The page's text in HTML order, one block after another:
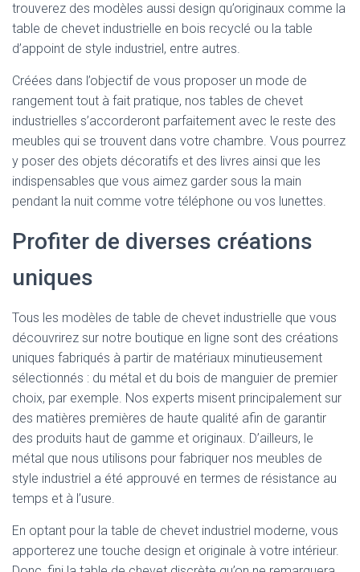
trouverez des modèles aussi design qu’originaux comme la
table de chevet industrielle en bois recyclé ou la table
d’appoint de style industriel, entre autres.
Créées dans l’objectif de vous proposer un mode de
rangement tout à fait pratique, nos tables de chevet
industrielles s’accorderont parfaitement avec le reste des
meubles qui se trouvent dans votre chambre. Vous pourrez
y poser des objets décoratifs et des livres ainsi que les
indispensables que vous aimez garder sous la main
pendant la nuit comme votre téléphone ou vos lunettes.
Profiter de diverses créations
uniques
Tous les modèles de table de chevet industrielle que vous
découvrirez sur notre boutique en ligne sont des créations
uniques fabriqués à partir de matériaux minutieusement
sélectionnés : du métal et du bois de manguier de premier
choix, par exemple. Nos experts misent principalement sur
des matières premières de haute qualité afin de garantir
des produits haut de gamme et originaux. D’ailleurs, le
métal que nous utilisons pour fabriquer nos meubles de
style industriel a été approuvé en termes de résistance au
temps et à l’usure.
En optant pour la table de chevet industriel moderne, vous
apporterez une touche design et originale à votre intérieur.